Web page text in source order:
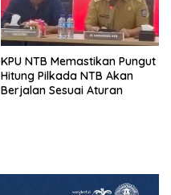
KPU NTB Memastikan Pungut
Hitung Pilkada NTB Akan
Berjalan Sesuai Aturan